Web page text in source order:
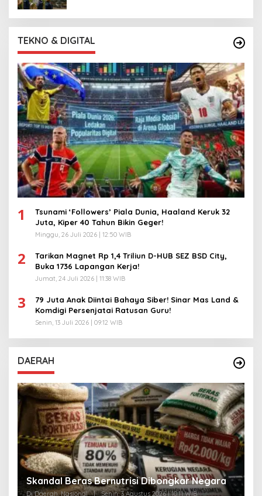
TEKNO & DIGITAL
1
Tsunami ‘Followers’ Piala Dunia, Haaland Keruk 32
Juta, Kiper 40 Tahun Bikin Geger!
Minggu, 26 Juli 2026 | 12:50 WIB
2
Tarikan Magnet Rp 1,4 Triliun D-HUB SEZ BSD City,
Buka 1736 Lapangan Kerja!
Jumat, 24 Juli 2026 | 11:38 WIB
3
79 Juta Anak Diintai Bahaya Siber! Sinar Mas Land &
Komdigi Persenjatai Ratusan Guru!
Senin, 13 Juli 2026 | 09:12 WIB
DAERAH
Skandal Beras Bernutrisi Dibongkar Negara
Di Daerah, Nasional | Senin, 3 Agustus 2026 | 10:11 WIB